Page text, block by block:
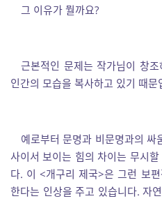
그 이유가 뭘까요?
근본적인 문제는 작가님이 창
인간의 모습을 복사하고 있기 때문
예로부터 문명과 비문명과의
사이서 보이는 힘의 차이는 무시
다. 이 <개구리 제국>은 그런 보
한다는 인상을 주고 있습니다. 자